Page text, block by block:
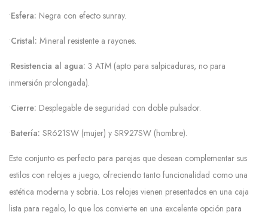
•Esfera: Negra con efecto sunray.
•Cristal: Mineral resistente a rayones.
•Resistencia al agua: 3 ATM (apto para salpicaduras, no para
inmersión prolongada).
•Cierre: Desplegable de seguridad con doble pulsador.
•Batería: SR621SW (mujer) y SR927SW (hombre).
Este conjunto es perfecto para parejas que desean complementar sus
estilos con relojes a juego, ofreciendo tanto funcionalidad como una
estética moderna y sobria. Los relojes vienen presentados en una caja
lista para regalo, lo que los convierte en una excelente opción para